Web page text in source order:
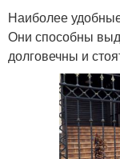
Наиболее
Они способны
долговечны и